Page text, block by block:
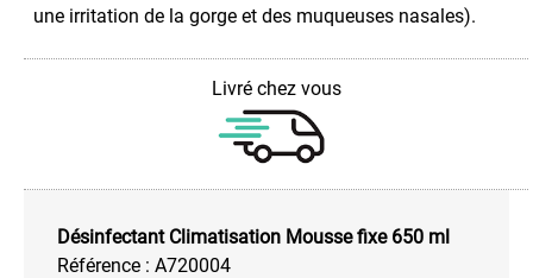
une irritation de la gorge et des muqueuses nasales).
Livré chez vous
Désinfectant Climatisation Mousse fixe 650 ml
Référence : A720004
Ecran
-
DIODES
Electricité
Electronique